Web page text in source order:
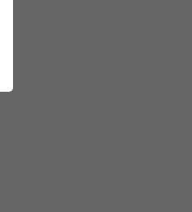
Бренди Торрес 10 лет